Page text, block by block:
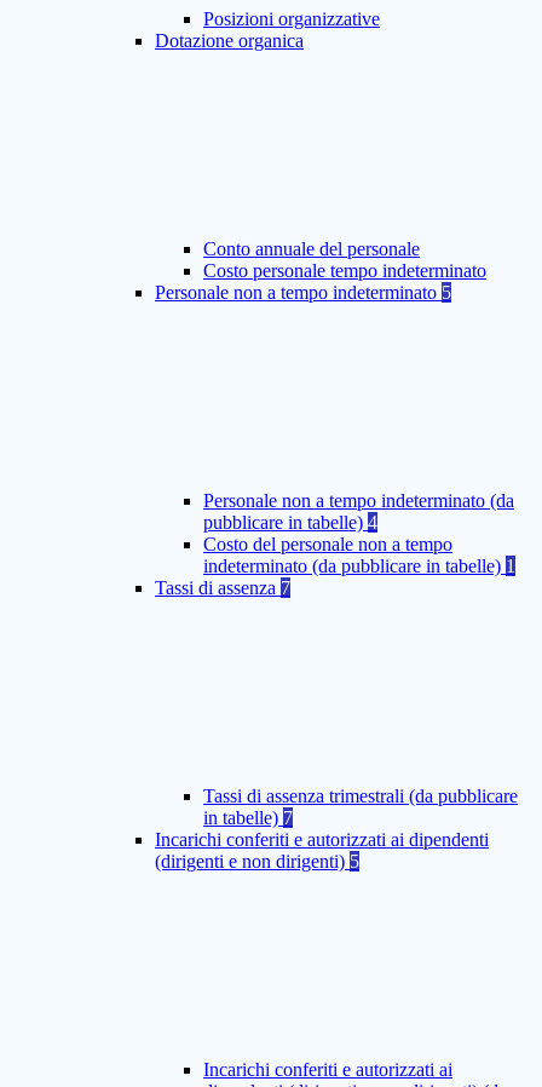
Posizioni organizzative
Dotazione organica
Conto annuale del personale
Costo personale tempo indeterminato
Personale non a tempo indeterminato 5
Personale non a tempo indeterminato (da
pubblicare in tabelle) 4
Costo del personale non a tempo
indeterminato (da pubblicare in tabelle) 1
Tassi di assenza 7
Tassi di assenza trimestrali (da pubblicare
in tabelle) 7
Incarichi conferiti e autorizzati ai dipendenti
(dirigenti e non dirigenti) 5
Incarichi conferiti e autorizzati ai